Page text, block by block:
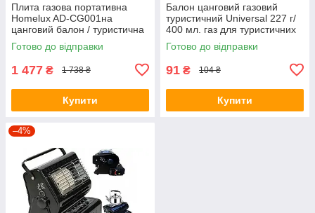
Плита газова портативна
Homelux AD-CG001на
цанговий балон / туристична
плита газова
Готово до відправки
1 477 ₴ 1 738 ₴
Купити
Балон цанговий газовий
туристичний Universal 227 г/
400 мл. газ для туристичних
плит
Готово до відправки
91 ₴ 104 ₴
Купити
–4%